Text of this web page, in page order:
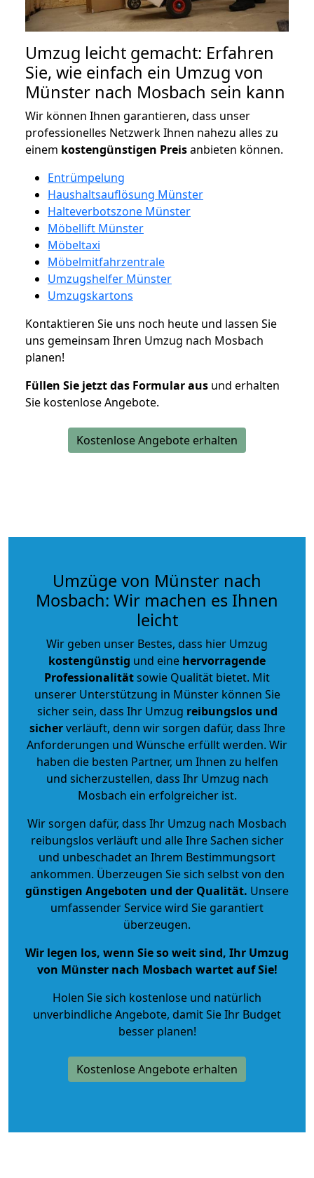
Umzug leicht gemacht: Erfahren
Sie, wie einfach ein Umzug von
Münster nach Mosbach sein kann
Wir können Ihnen garantieren, dass unser
professionelles Netzwerk Ihnen nahezu alles zu
einem kostengünstigen Preisanbieten können.
Entrümpelung
Haushaltsauflösung Münster
Halteverbotszone Münster
Möbellift Münster
Möbeltaxi
Möbelmitfahrzentrale
Umzugshelfer Münster
Umzugskartons
Kontaktieren Sie uns noch heute und lassen Sie
uns gemeinsam Ihren Umzug nach Mosbach
planen!
Füllen Sie jetzt das Formular aus und erhalten
Sie kostenlose Angebote.
Kostenlose Angebote erhalten
Umzüge von Münster nach
Mosbach: Wir machen es Ihnen
leicht
Wir geben unser Bestes, dass hier Umzug
kostengünstig und eine hervorragende
Professionalitätsowie Qualität bietet. Mit
unserer Unterstützung in Münster können Sie
sicher sein, dass Ihr Umzug reibungslos und
sicherverläuft, denn wir sorgen dafür, dass Ihre
Anforderungen und Wünsche erfüllt werden. Wir
haben die besten Partner, um Ihnen zu helfen
und sicherzustellen, dass Ihr Umzug nach
Mosbach ein erfolgreicher ist.
Wir sorgen dafür, dass Ihr Umzug nach Mosbach
reibungslos verläuft und alle Ihre Sachen sicher
und unbeschadet an Ihrem Bestimmungsort
ankommen. Überzeugen Sie sich selbst von den
günstigen Angeboten und der Qualität. Unsere
umfassender Service wird Sie garantiert
überzeugen.
Wir legen los, wenn Sie so weit sind, Ihr Umzug
von Münster nach Mosbach wartet auf Sie!
Holen Sie sich kostenlose und natürlich
unverbindliche Angebote, damit Sie Ihr Budget
besser planen!
Kostenlose Angebote erhalten